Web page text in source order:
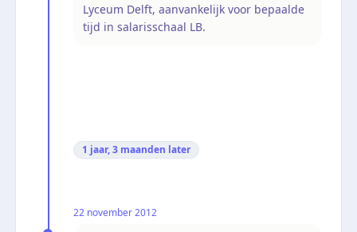
Lyceum Delft, aanvankelijk voor bepaalde
tijd in salarisschaal LB.
1 jaar, 3 maanden later
22 november 2012